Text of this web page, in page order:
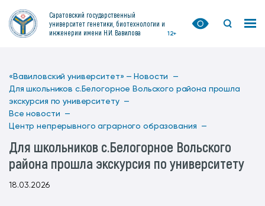
Саратовский государственный
университет генетики, биотехнологии и
инженерии имени Н.И. Вавилова
12+
«Вавиловский университет» — Новости —
Для школьников с.Белогорное Вольского района прошла
экскурсия по университету —
Все новости —
Центр непрерывного аграрного образования —
Для школьников с.Белогорное Вольского
района прошла экскурсия по университету
18.03.2026